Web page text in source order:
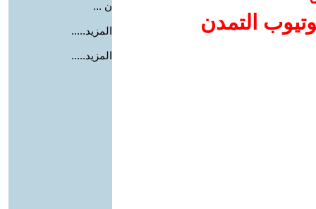
التمدن
ن ...
المزيد.....
المزيد.....